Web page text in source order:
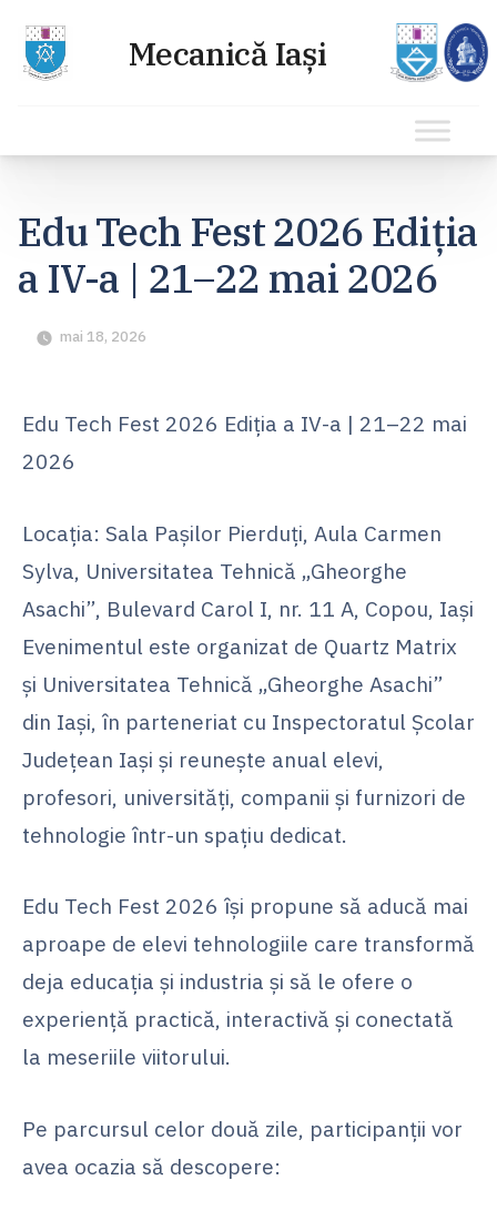
conținut
Edu Tech Fest 2026 Ediția
a IV-a | 21–22 mai 2026
mai 18, 2026
Edu Tech Fest 2026 Ediția a IV-a | 21–22 mai
2026
Locația: Sala Pașilor Pierduți, Aula Carmen
Sylva, Universitatea Tehnică „Gheorghe
Asachi”, Bulevard Carol I, nr. 11 A, Copou, Iași
Evenimentul este organizat de Quartz Matrix
și Universitatea Tehnică „Gheorghe Asachi”
din Iași, în parteneriat cu Inspectoratul Școlar
Județean Iași și reunește anual elevi,
profesori, universități, companii și furnizori de
tehnologie într-un spațiu dedicat.
Edu Tech Fest 2026 își propune să aducă mai
aproape de elevi tehnologiile care transformă
deja educația și industria și să le ofere o
experiență practică, interactivă și conectată
la meseriile viitorului.
Pe parcursul celor două zile, participanții vor
avea ocazia să descopere: